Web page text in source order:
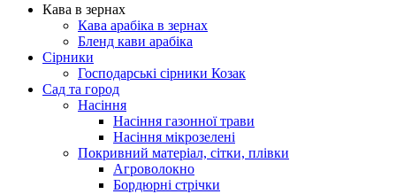
Кава в зернах
Кава арабіка в зернах
Бленд кави арабіка
Сірники
Господарські сірники Козак
Сад та город
Насіння
Насіння газонної трави
Насіння мікрозелені
Покривний матеріал, сітки, плівки
Агроволокно
Бордюрні стрічки